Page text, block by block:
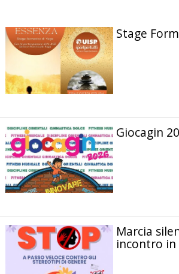
Stage
Giocagin
Marcia
incontro in